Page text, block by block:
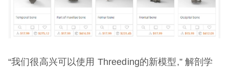
“我们很高兴可以使用 Threeding的新模型,” 解剖学